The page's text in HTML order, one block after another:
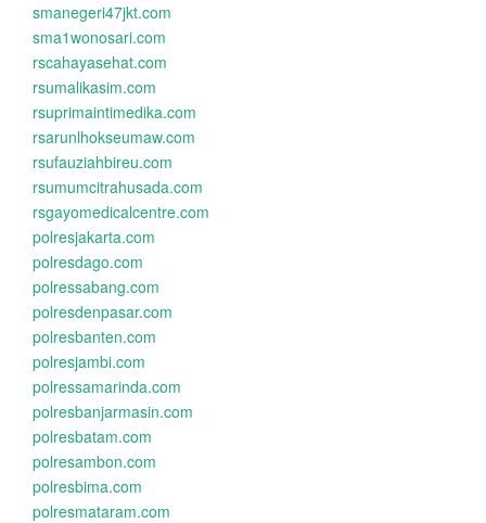
smanegeri47jkt.com
sma1wonosari.com
rscahayasehat.com
rsumalikasim.com
rsuprimaintimedika.com
rsarunlhokseumaw.com
rsufauziahbireu.com
rsumumcitrahusada.com
rsgayomedicalcentre.com
polresjakarta.com
polresdago.com
polressabang.com
polresdenpasar.com
polresbanten.com
polresjambi.com
polressamarinda.com
polresbanjarmasin.com
polresbatam.com
polresambon.com
polresbima.com
polresmataram.com